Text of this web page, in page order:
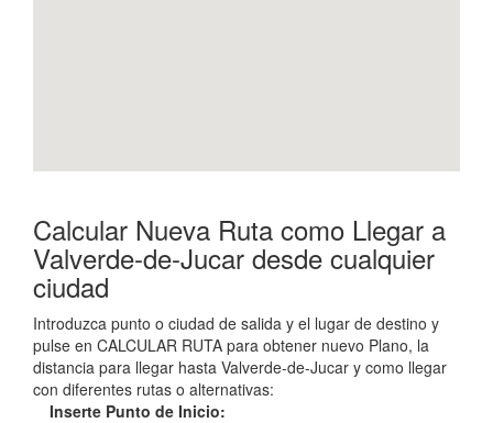
Calcular Nueva Ruta como Llegar a
Valverde-de-Jucar desde cualquier
ciudad
Introduzca punto o ciudad de salida y el lugar de destino y
pulse en CALCULAR RUTA para obtener nuevo Plano, la
distancia para llegar hasta Valverde-de-Jucar y como llegar
con diferentes rutas o alternativas:
Inserte Punto de Inicio: